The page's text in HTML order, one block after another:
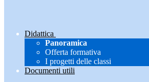
Didattica
Panoramica
Offerta formativa
I progetti delle classi
Documenti utili